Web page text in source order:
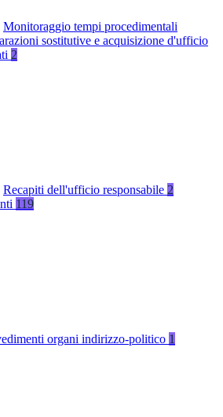
Monitoraggio tempi procedimentali
sostitutive e acquisizione d'ufficio
2
Recapiti dell'ufficio responsabile 2
119
organi indirizzo-politico 1